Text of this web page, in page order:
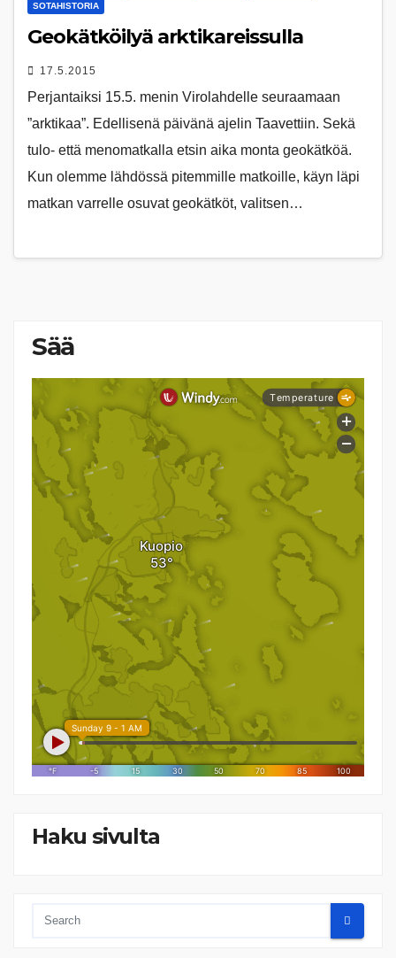
SOTAHISTORIA
Geokätköilyä arktikareissulla
17.5.2015
Perjantaiksi 15.5. menin Virolahdelle seuraamaan
”arktikaa”. Edellisenä päivänä ajelin Taavettiin. Sekä
tulo- että menomatkalla etsin aika monta geokätköä.
Kun olemme lähdössä pitemmille matkoille, käyn läpi
matkan varrelle osuvat geokätköt, valitsen…
Sää
Haku sivulta